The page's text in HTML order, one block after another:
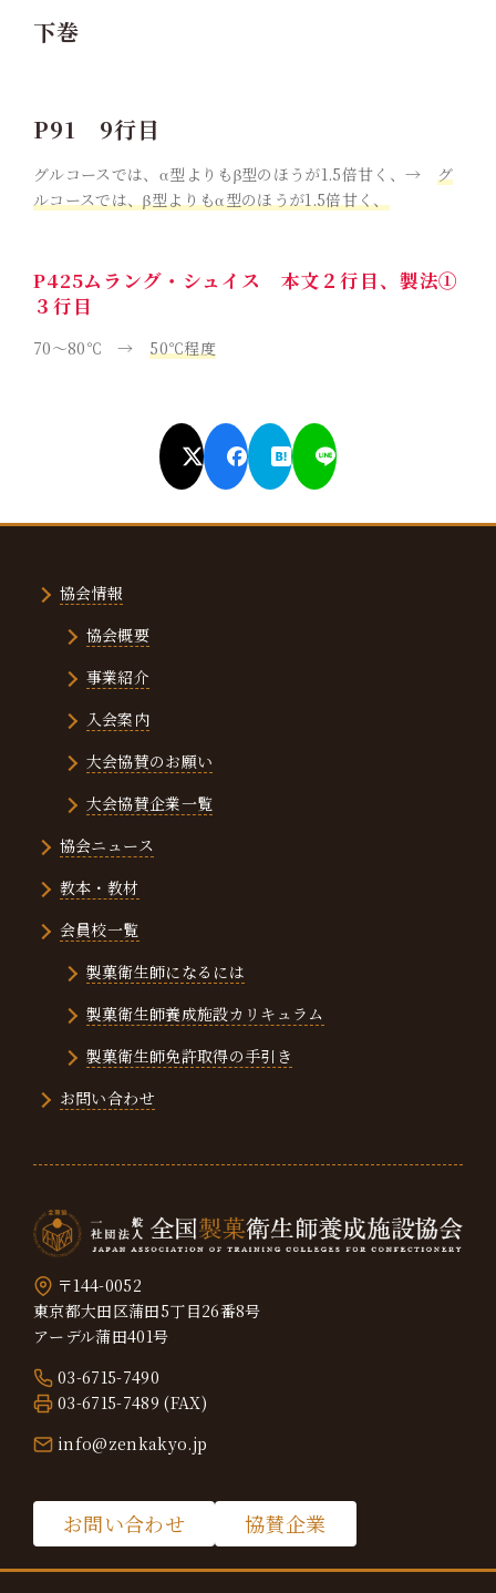
下巻
P91 9行目
グルコースでは、α型よりもβ型のほうが1.5倍甘く、→
グ
ルコースでは、β型よりもα型のほうが1.5倍甘く、
P425ムラング・シュイス 本文２行目、製法➀
３行目
70〜80℃ → 50℃程度
〒144-0052
東京都大田区蒲田5丁目26番8号
アーデル蒲田401号
03-6715-7490
03-6715-7489 (FAX)
info@zenkakyo.jp
お問い合わせ 協賛企業
協会情報
協会概要
事業紹介
入会案内
大会協賛のお願い
大会協賛企業一覧
協会ニュース
教本・教材
会員校一覧
製菓衛生師になるには
製菓衛生師養成施設カリキュラム
製菓衛生師免許取得の手引き
お問い合わせ